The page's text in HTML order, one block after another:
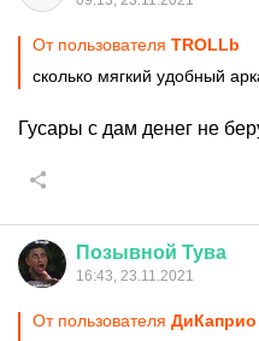
От пользователя TROLLb
сколько мягкий удобный
Гусары с дам денег не
Позывной Тува
16:43, 23.11.2021
От пользователя ДиКаприо